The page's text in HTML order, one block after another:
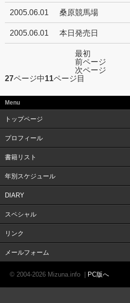
2005.06.01 桑原競馬場
2005.06.01 本日発売日
最初
前ページ
次ページ
27ページ中11ページ目
Menu
トップページ
プロフィール
書籍リスト
年別スケジュール
DIARY
スペシャル
リンク
メールフォーム
© 2004-2026 Mizuna.info PC版へ